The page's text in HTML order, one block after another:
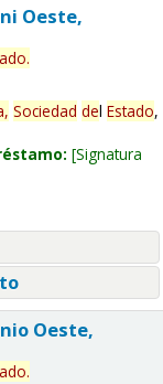
Oeste,
.
Sociedad del Estado,
Signatura
Oeste,
.